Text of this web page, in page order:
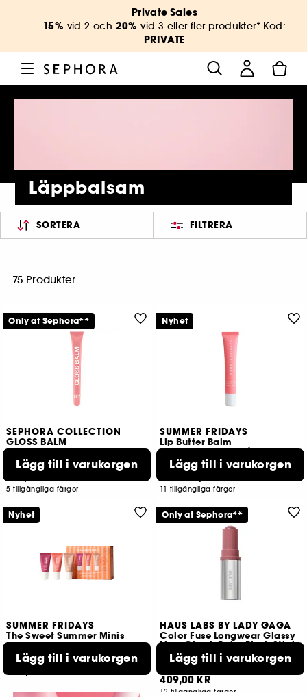
Private Sales
15% vid 2 och 20% vid 3 eller fler produkter* Kod:
PRIVATE
Läppbalsam
SORTERA FILTRERA
75 Produkter
SEPHORA COLLECTION
GLOSS BALM
Plumpande läppbalsam med glänsande färg
13
139,00 KR
5 tillgängliga färger
Lägg till i varukorgen
Only at Sephora**
SUMMER FRIDAYS
Lip Butter Balm
Läppbalsam som återfuktar och vårdar
4023
11 tillgängliga färger
Lägg till i varukorgen
Nyhet
SUMMER FRIDAYS
The Sweet Summer Minis
Lip Butter Balm läppset i begränsad utgåva
101
289,00 KR
Lägg till i varukorgen
Nyhet
HAUS LABS BY LADY GAGA
Color Fuse Longwear Glassy
Lip + Cheek Balm Blush Stick
Krämrouge
409,00 KR
12 tillgängliga färger
Lägg till i varukorgen
Only at Sephora**